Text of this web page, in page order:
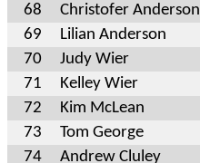
68
Christofer Anderson
69
Lilian Anderson
70
Judy Wier
71
Kelley Wier
72
Kim McLean
73
Tom George
74
Andrew Cluley